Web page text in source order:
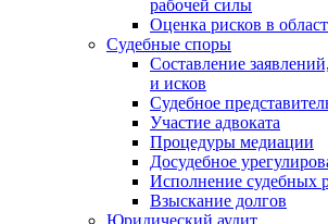
рабочей силы
Оценка рисков в
Судебные споры
Составление
и исков
Судебное
Участие адвоката
Процедуры медиации
Досудебное
Исполнение судебных
Взыскание долгов
Юридический аудит